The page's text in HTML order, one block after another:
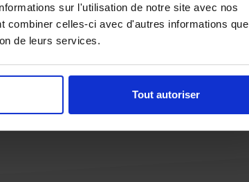
sur l'utilisation de notre site avec nos
combiner celles-ci avec d'autres informations que
de leurs services.
Tout autoriser